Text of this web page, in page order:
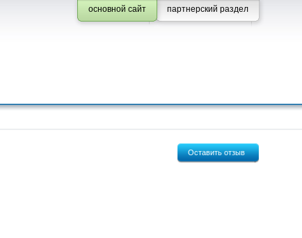
партнерский раздел
основной сайт
Оставить отзыв